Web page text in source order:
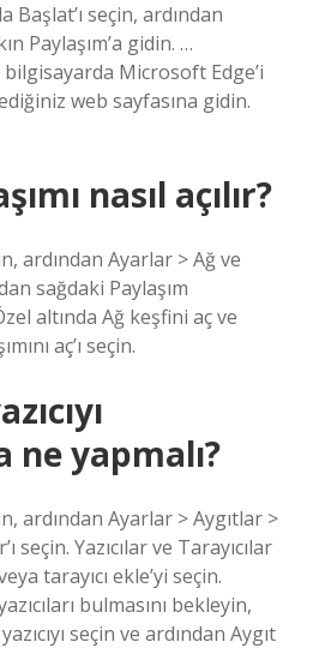
seçin, ardından
Paylaşım’a gidin. …
Microsoft Edge’i
web sayfasına gidin.
nasıl açılır?
ardından Ayarlar > Ağ ve
sağdaki Paylaşım
altında Ağ keşfini aç ve
aç’ı seçin.
ne yapmalı?
ardından Ayarlar > Aygıtlar >
seçin. Yazıcılar ve Tarayıcılar
tarayıcı ekle’yi seçin.
bulmasını bekleyin,
seçin ve ardından Aygıt